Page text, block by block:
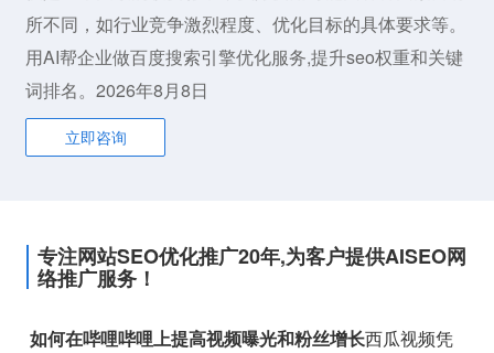
所不同，如行业竞争激烈程度、优化目标的具体要求等。
用AI帮企业做百度搜索引擎优化服务,提升seo权重和关键
词排名。2026年8月8日
立即咨询
专注网站SEO优化推广20年,为客户提供AISEO网
络推广服务！
如何在哔哩哔哩上提高视频曝光和粉丝增长西瓜视频凭